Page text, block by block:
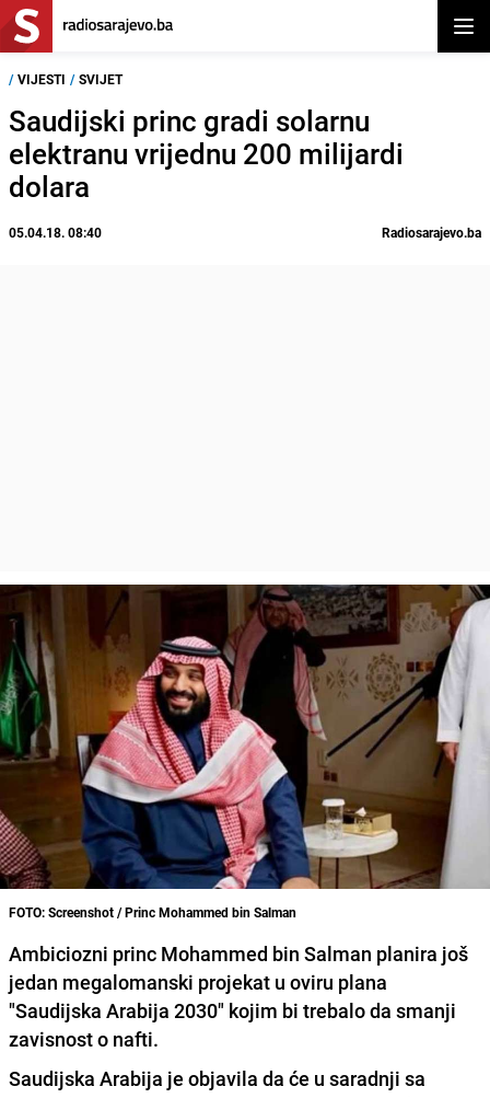
/ VIJESTI / SVIJET
Saudijski princ gradi solarnu
elektranu vrijednu 200 milijardi
dolara
05.04.18. 08:40 Radiosarajevo.ba
FOTO: Screenshot / Princ Mohammed bin Salman
Ambiciozni princ Mohammed bin Salman planira još
jedan megalomanski projekat u oviru plana
"Saudijska Arabija 2030" kojim bi trebalo da smanji
zavisnost o nafti.
Saudijska Arabija je objavila da će u saradnji sa